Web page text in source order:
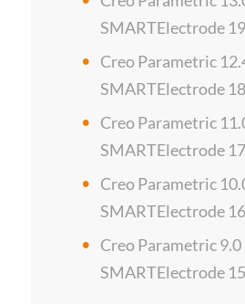
SMARTElectrode
Creo Parametric
SMARTElectrode
Creo Parametric
SMARTElectrode
Creo Parametric
SMARTElectrode
Creo Parametric 9.0
SMARTElectrode